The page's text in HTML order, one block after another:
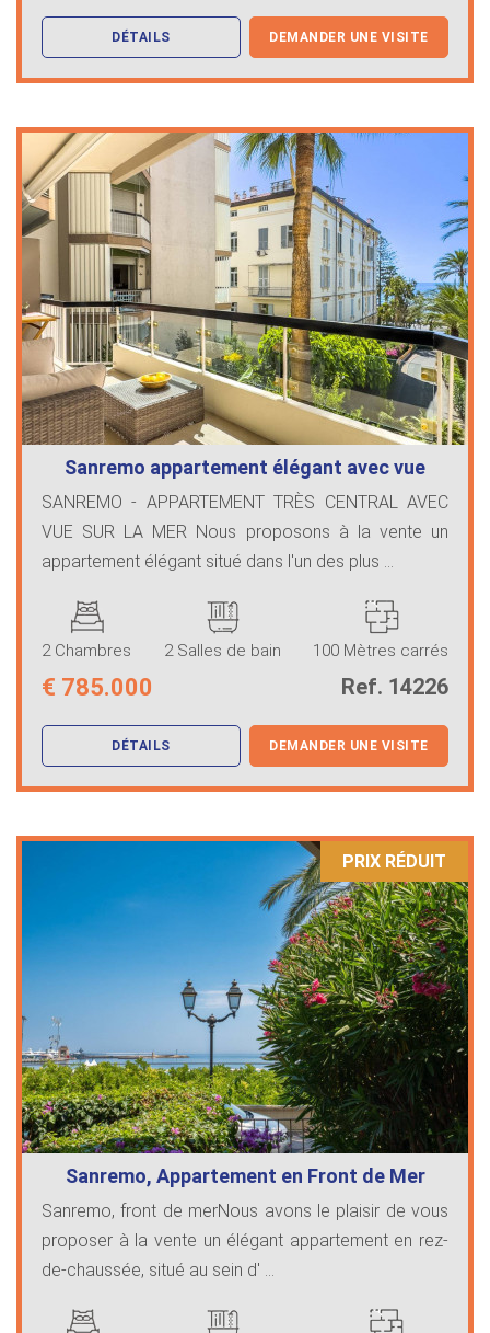
DÉTAILS DEMANDER UNE VISITE
Sanremo appartement élégant avec vue
sur…
SANREMO - APPARTEMENT TRÈS CENTRAL AVEC
VUE SUR LA MER Nous proposons à la vente un
appartement élégant situé dans l'un des plus ...
2 Chambres 2 Salles de bain 100 Mètres carrés
€ 785.000 Ref. 14226
DÉTAILS DEMANDER UNE VISITE
PRIX ​​RÉDUIT
Sanremo, Appartement en Front de Mer
Sanremo, front de merNous avons le plaisir de vous
proposer à la vente un élégant appartement en rez-
de-chaussée, situé au sein d' ...